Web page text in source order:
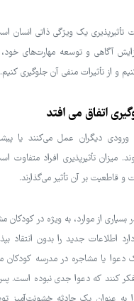
تأثیرپذیری یک ویژگی ذاتی انسان
آگاهی و توسعه مهارت‌های خود،
و از تأثیرات منفی آن جلوگیری کنیم.
اتفاق می افتد
دیگران عمل می‌کنند یا
میزان تأثیرپذیری افراد
قاطعیت بر آن تأثیر می‌گذارند.
بسیاری از موارد، به ویژه در کودکان
اطلاعات جدید را بدون انتقاد
دعوا یا مشاجره در مدرسه
کنند که دعوا جدی نبوده است.